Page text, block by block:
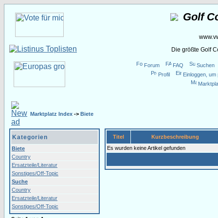
Golf
Die größte Golf
Forum FAQ
Suchen
Profil
Einloggen,
Marktplatz Index -> Biete
Kategorien
Biete
Country
Ersatzteile/Literatur
Sonstiges/Off-Topic
Suche
Country
Ersatzteile/Literatur
Sonstiges/Off-Topic
Titel
Kurzbeschreibung
Es wurden keine Artikel gefunden